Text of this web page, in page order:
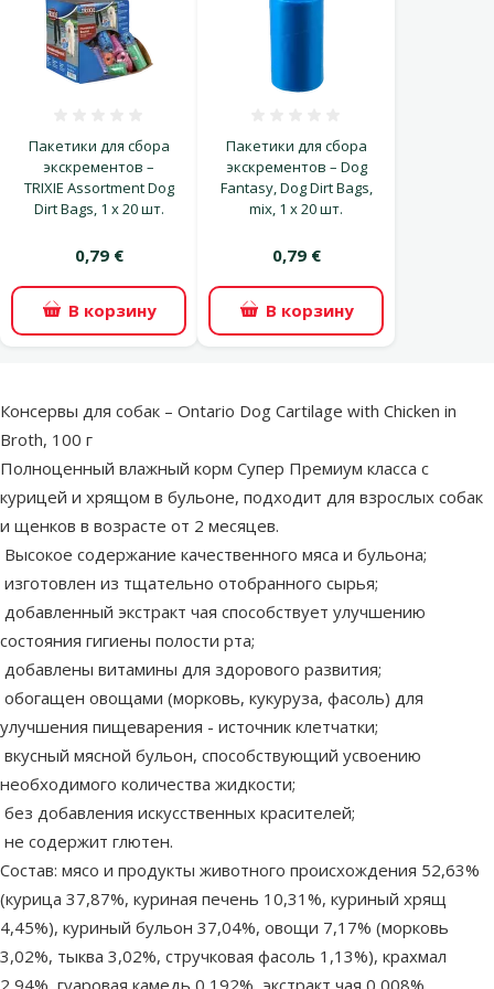
Пакетики для сбора
экскрементов –
TRIXIE Assortment Dog
Dirt Bags, 1 x 20 шт.
0,79 €
В корзину
Пакетики для сбора
экскрементов – Dog
Fantasy, Dog Dirt Bags,
mix, 1 x 20 шт.
0,79 €
В корзину
superzoo.product.detail.content
Консервы для собак – Ontario Dog Cartilage with Chicken in
Broth, 100 г
Полноценный влажный корм Супер Премиум класса с
курицей и хрящом в бульоне, подходит для взрослых собак
и щенков в возрасте от 2 месяцев.
Высокое содержание качественного мяса и бульона;
изготовлен из тщательно отобранного сырья;
добавленный экстракт чая способствует улучшению
состояния гигиены полости рта;
добавлены витамины для здорового развития;
обогащен овощами (морковь, кукуруза, фасоль) для
улучшения пищеварения - источник клетчатки;
вкусный мясной бульон, способствующий усвоению
необходимого количества жидкости;
без добавления искусственных красителей;
не содержит глютен.
Состав: мясо и продукты животного происхождения 52,63%
(курица 37,87%, куриная печень 10,31%, куриный хрящ
4,45%), куриный бульон 37,04%, овощи 7,17% (морковь
3,02%, тыква 3,02%, стручковая фасоль 1,13%), крахмал
2,94%, гуаровая камедь 0,192%, экстракт чая 0,008%,